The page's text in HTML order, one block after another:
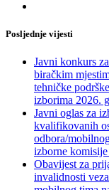
Posljednje vijesti
Javni konkurs
biračkim
tehničke
izborima 2026.
Javni oglas za
kvalifikovanih
odbora/
izborne komisije
Obavijest za
invalidnosti